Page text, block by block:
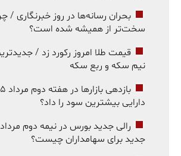
بحران رسانه‌ها در روز خبرنگاری /
سخت‌تر از همیشه شده است؟
قیمت طلا امروز رکورد زد /
نیم سکه و ربع سکه
دارایی بیشترین سود را داد؟
رالی جدید بورس در نیمه دوم
جدید برای سهامداران چیست؟